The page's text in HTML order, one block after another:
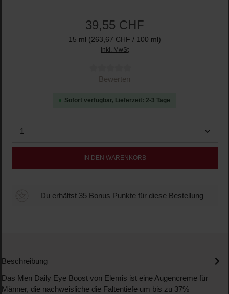
39,55 CHF
15 ml (263,67 CHF / 100 ml)
Inkl. MwSt
Durchschnittliche Bewertung von 0 von 5 Sternen
Bewerten
Sofort verfügbar, Lieferzeit: 2-3 Tage
Produkt Anzahl: Gib den gewünschten Wert ein
IN DEN WARENKORB
Du erhältst 35 Bonus Punkte für diese Bestellung
Beschreibung
Das Men Daily Eye Boost von Elemis ist eine Augencreme für
Männer, die nachweisliche die Faltentiefe um bis zu 37%